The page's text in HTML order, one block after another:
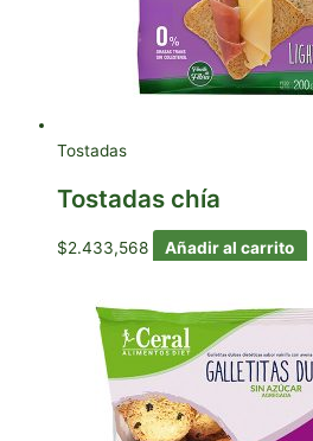
Tostadas
Tostadas chía
$2.433,568 Añadir al carrito